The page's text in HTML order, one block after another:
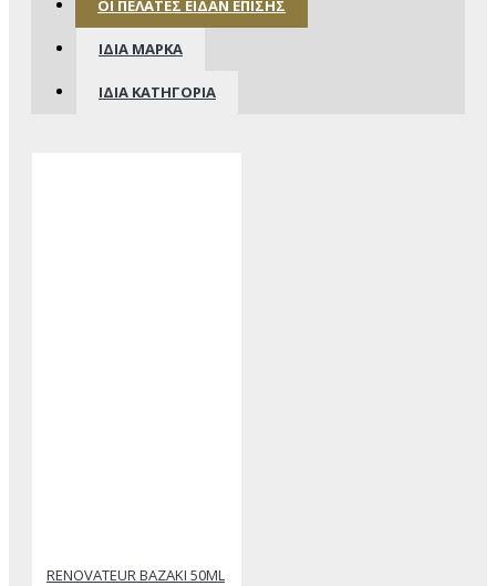
ΟΙ ΠΕΛΆΤΕΣ ΕΊΔΑΝ ΕΠΊΣΗΣ
ΊΔΙΑ ΜΆΡΚΑ
ΊΔΙΑ ΚΑΤΗΓΟΡΊΑ
RENOVATEUR ΒΑΖΑΚΙ 50ML